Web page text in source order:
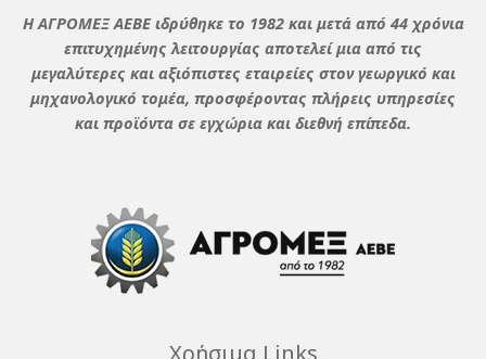
Η ΑΓΡΟΜΕΞ ΑΕΒΕ ιδρύθηκε το 1982 και μετά από 44 χρόνια
επιτυχημένης λειτουργίας αποτελεί μια από τις
μεγαλύτερες και αξιόπιστες εταιρείες στον γεωργικό και
μηχανολογικό τομέα, προσφέροντας πλήρεις υπηρεσίες
και προϊόντα σε εγχώρια και διεθνή επίπεδα.
Χρήσιμα Links